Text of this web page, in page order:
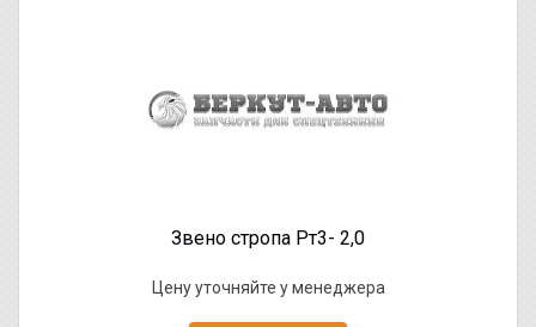
Звено стропа Рт3- 2,0
Цену уточняйте у менеджера